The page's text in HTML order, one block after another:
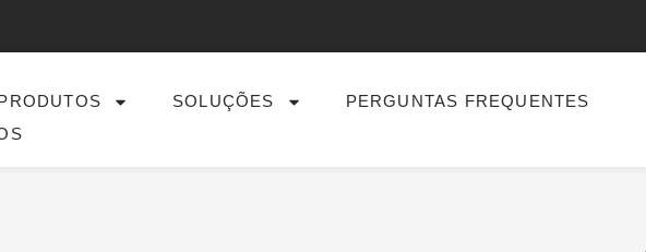
SOLUÇÕES
PERGUNTAS FREQUENTES